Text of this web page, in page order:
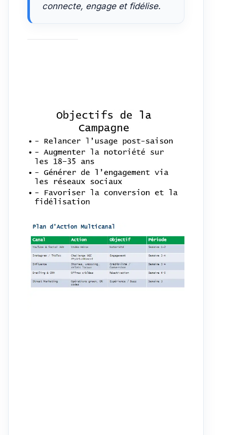
connecte, engage et fidélise.